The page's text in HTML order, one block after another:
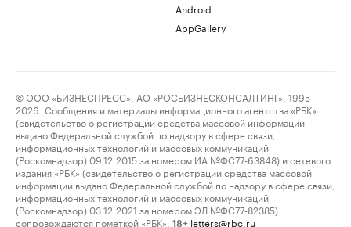
Android
AppGallery
© ООО «БИЗНЕСПРЕСС», АО «РОСБИЗНЕСКОНСАЛТИНГ», 1995–
2026. Сообщения и материалы информационного агентства «РБК»
(свидетельство о регистрации средства массовой информации
выдано Федеральной службой по надзору в сфере связи,
информационных технологий и массовых коммуникаций
(Роскомнадзор) 09.12.2015 за номером ИА №ФС77-63848) и сетевого
издания «РБК» (свидетельство о регистрации средства массовой
информации выдано Федеральной службой по надзору в сфере связи,
информационных технологий и массовых коммуникаций
(Роскомнадзор) 03.12.2021 за номером ЭЛ №ФС77-82385)
сопровождаются пометкой «РБК».
18+ letters@rbc.ru